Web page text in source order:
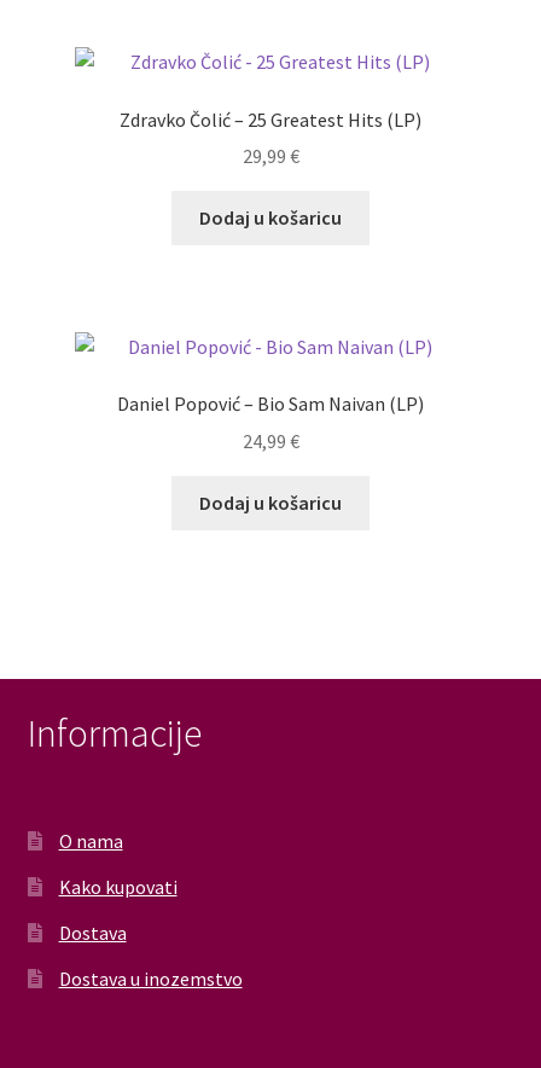
Zdravko Čolić – 25 Greatest Hits (LP)
29,99 €
Dodaj u košaricu
Daniel Popović – Bio Sam Naivan (LP)
24,99 €
Dodaj u košaricu
Informacije
O nama
Kako kupovati
Dostava
Dostava u inozemstvo